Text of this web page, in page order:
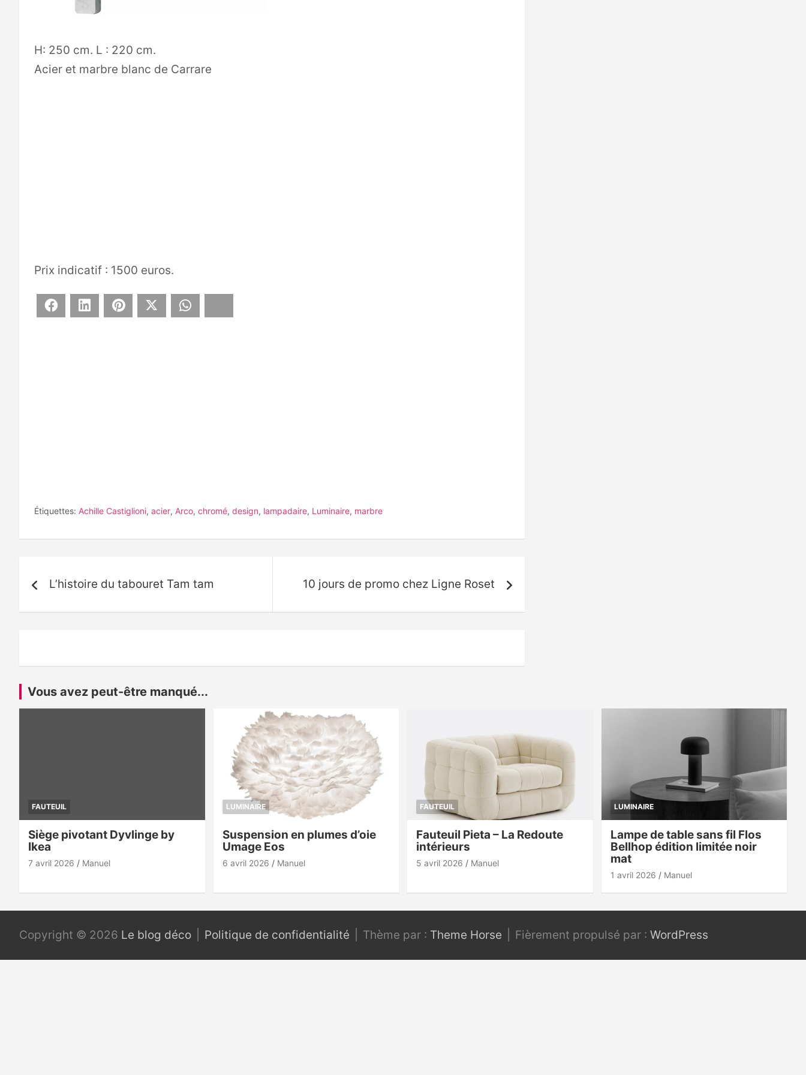
H: 250 cm. L : 220 cm.
Acier et marbre blanc de Carrare
Prix indicatif : 1500 euros.
Facebook LinkedIn Pinterest
Étiquettes: Achille Castiglioni, acier, Arco, chromé, design, lampadaire, Luminaire, marbre
de
l’article
L’histoire du tabouret Tam tam 10 jours de promo chez Ligne Roset
Vous avez peut-être manqué...
FAUTEUIL
Siège pivotant Dyvlinge by
Ikea
7 avril 2026 Manuel
LUMINAIRE
Suspension en plumes d’oie
Umage Eos
6 avril 2026 Manuel
FAUTEUIL
Fauteuil Pieta – La Redoute
intérieurs
5 avril 2026 Manuel
LUMINAIRE
Lampe de table sans fil Flos
Bellhop édition limitée noir
mat
1 avril 2026 Manuel
Copyright © 2026 Le blog déco Politique de confidentialité Thème par : Theme Horse Fièrement propulsé par : WordPress